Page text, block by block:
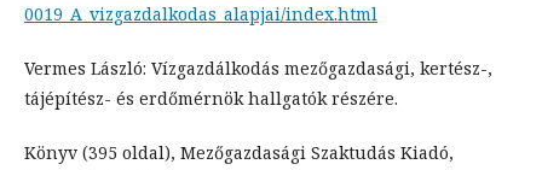
0019_A_vizgazdalkodas_alapjai/index.html
Vermes László: Vízgazdálkodás mezőgazdasági, kertész-,
tájépítész- és erdőmérnök hallgatók részére.
Könyv (395 oldal), Mezőgazdasági Szaktudás Kiadó,